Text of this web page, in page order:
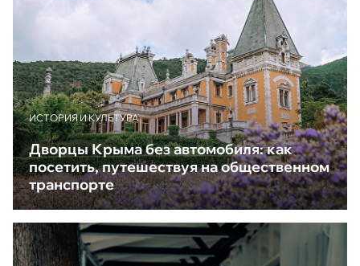
ИСТОРИЯ И КУЛЬТУРА
Дворцы Крыма без автомобиля: как
посетить, путешествуя на общественном
транспорте